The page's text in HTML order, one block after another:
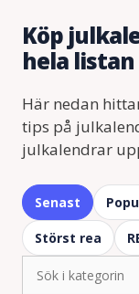
Köp
hela listan
Här nedan
tips på
julkalendrar
Senast
Störst rea